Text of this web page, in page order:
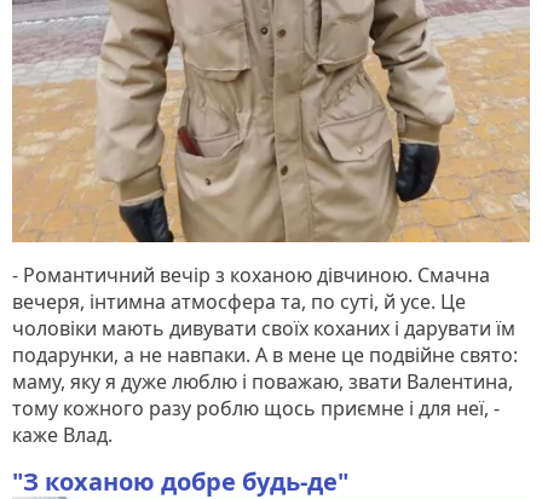
- Романтичний вечір з коханою дівчиною. Смачна
вечеря, інтимна атмосфера та, по суті, й усе. Це
чоловіки мають дивувати своїх коханих і дарувати їм
подарунки, а не навпаки. А в мене це подвійне свято:
маму, яку я дуже люблю і поважаю, звати Валентина,
тому кожного разу роблю щось приємне і для неї, -
каже Влад.
"З коханою добре будь-де"